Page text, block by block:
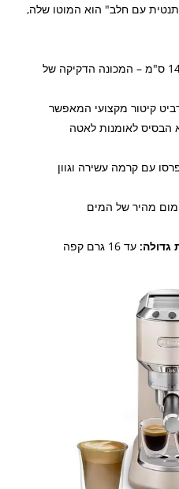
עם חלב" הוא המוטו שלה,
רוחב של 14.9 ס"מ – המכונה הדקיקה של
קיטור מקצועי המאפשר
הבסיס לאומנות לאטה
עם קרמה עשירה וגוון
מהיר של המים
גדולה:
עד 16 גרם קפה